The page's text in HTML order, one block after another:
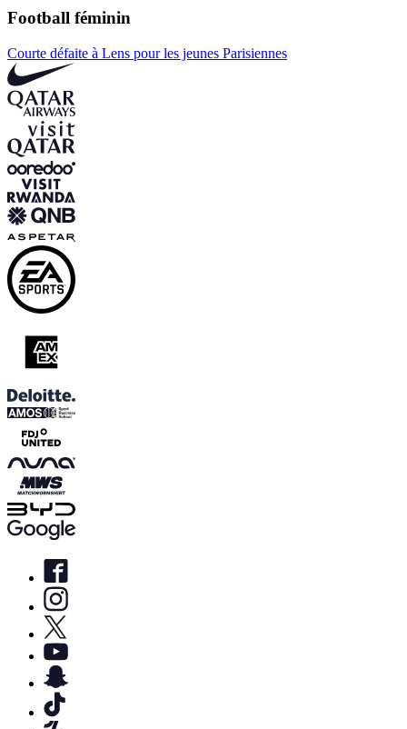
Football féminin
Courte défaite à Lens pour les jeunes Parisiennes